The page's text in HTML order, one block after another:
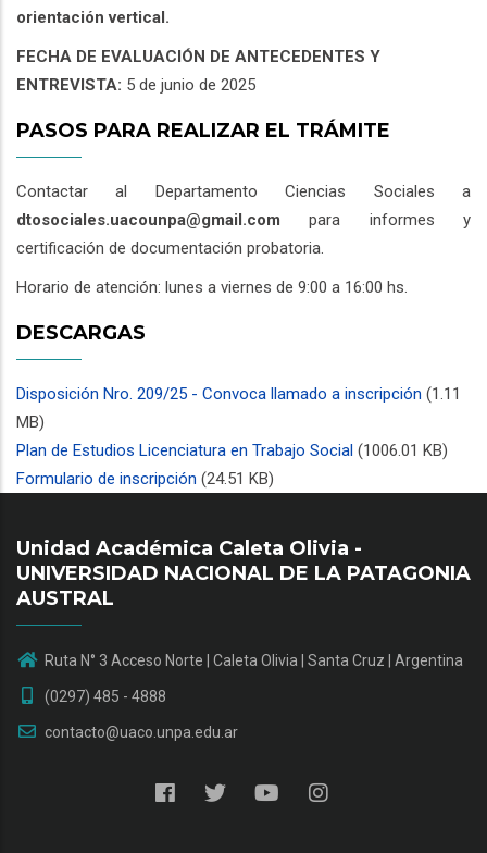
orientación vertical.
FECHA DE EVALUACIÓN DE ANTECEDENTES Y
ENTREVISTA: 5 de junio de 2025
PASOS PARA REALIZAR EL TRÁMITE
Contactar al Departamento Ciencias Sociales a
dtosociales.uacounpa@gmail.com para informes y
certificación de documentación probatoria.
Horario de atención: lunes a viernes de 9:00 a 16:00 hs.
DESCARGAS
Disposición Nro. 209/25 - Convoca llamado a inscripción (1.11
MB)
Plan de Estudios Licenciatura en Trabajo Social (1006.01 KB)
Formulario de inscripción (24.51 KB)
Unidad Académica Caleta Olivia -
UNIVERSIDAD NACIONAL DE LA PATAGONIA
AUSTRAL
Ruta N° 3 Acceso Norte | Caleta Olivia | Santa Cruz | Argentina
(0297) 485 - 4888
contacto@uaco.unpa.edu.ar